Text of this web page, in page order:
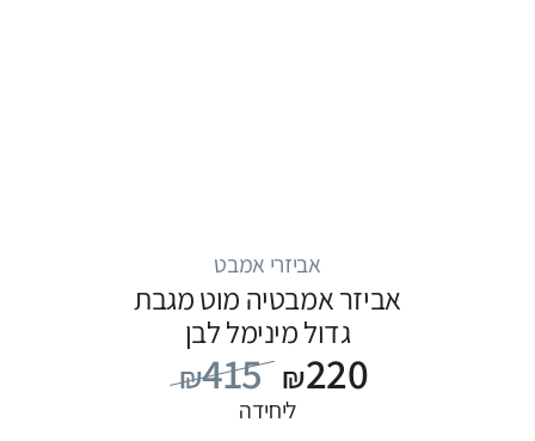
אביזרי אמבט
אביזר אמבטיה מוט מגבת
גדול מינימל לבן
₪415 ₪220
ליחידה